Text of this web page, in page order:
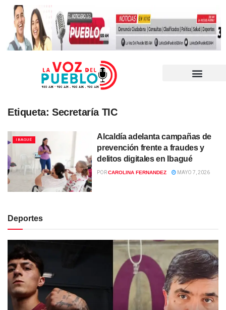
Etiqueta: Secretaría TIC
IBAGUÉ
Alcaldía adelanta campañas de
prevención frente a fraudes y
delitos digitales en Ibagué
PORCAROLINA FERNANDEZ MAYO 7, 2026
Deportes